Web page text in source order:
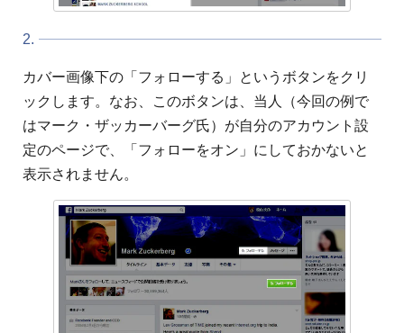
2.
カバー画像下の「フォローする」というボタンをクリ
ックします。なお、このボタンは、当人（今回の例で
はマーク・ザッカーバーグ氏）が自分のアカウント設
定のページで、「フォローをオン」にしておかないと
表示されません。